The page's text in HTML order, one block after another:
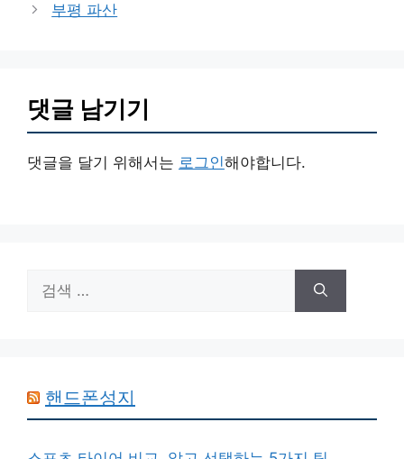
리
부평 파산
댓글 남기기
댓글을 달기 위해서는 로그인해야합니다.
색:
핸드폰성지